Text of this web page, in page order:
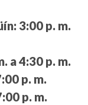
3:00 p. m.
a 4:30 p. m.
p. m.
p. m.